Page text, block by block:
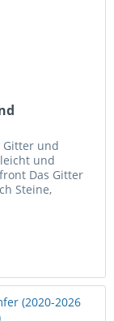
Gitter und
und
Das Gitter
Steine,